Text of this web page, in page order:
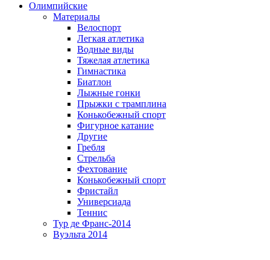
Олимпийские
Материалы
Велоспорт
Легкая атлетика
Водные виды
Тяжелая атлетика
Гимнастика
Биатлон
Лыжные гонки
Прыжки с трамплина
Конькобежный спорт
Фигурное катание
Другие
Гребля
Стрельба
Фехтование
Конькобежный спорт
Фристайл
Универсиада
Теннис
Тур де Франс-2014
Вуэльта 2014